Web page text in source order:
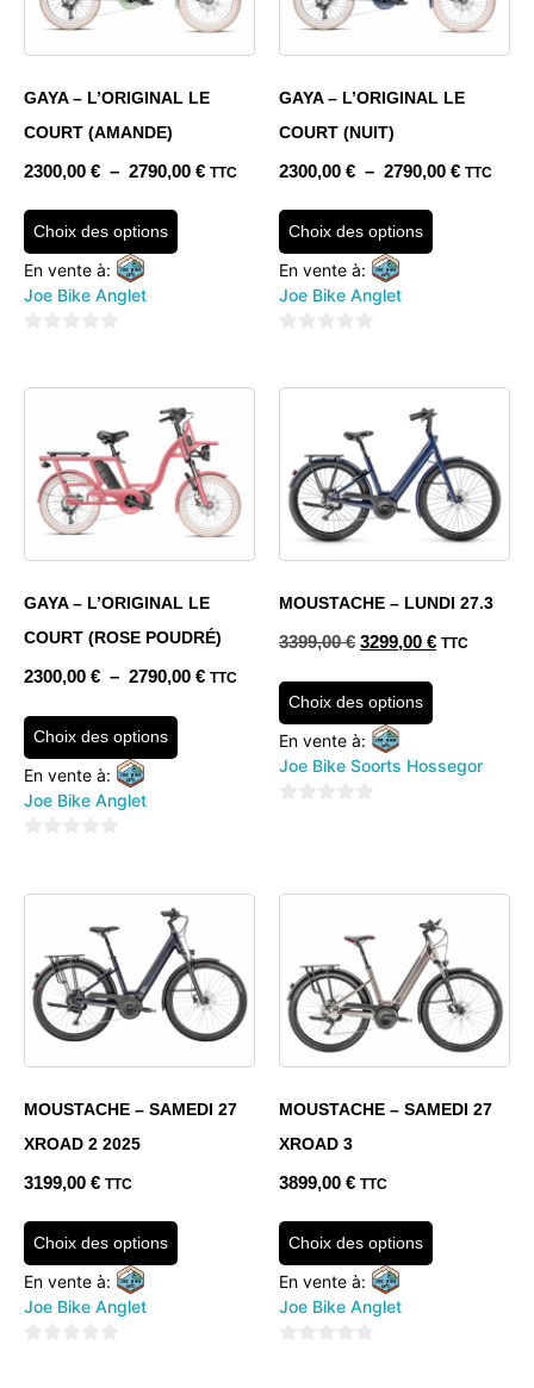
GAYA – L’ORIGINAL LE
COURT (AMANDE)
2300,00 € – 2790,00 € TTC
Choix des options
En vente à:
Joe Bike Anglet
GAYA – L’ORIGINAL LE
COURT (NUIT)
2300,00 € – 2790,00 € TTC
Choix des options
En vente à:
Joe Bike Anglet
GAYA – L’ORIGINAL LE
COURT (ROSE POUDRÉ)
2300,00 € – 2790,00 € TTC
Choix des options
En vente à:
Joe Bike Anglet
MOUSTACHE – LUNDI 27.3
3399,00€ 3299,00 € TTC
Choix des options
En vente à:
Joe Bike Soorts Hossegor
MOUSTACHE – SAMEDI 27
XROAD 2 2025
3199,00 € TTC
Choix des options
En vente à:
Joe Bike Anglet
MOUSTACHE – SAMEDI 27
XROAD 3
3899,00 € TTC
Choix des options
En vente à:
Joe Bike Anglet